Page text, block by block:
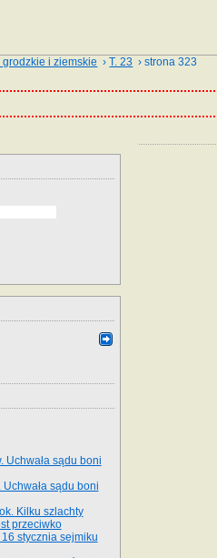
grodzkie i ziemskie ›T. 23 › strona 323
Uchwała sądu boni
sądu boni
Kilku szlachty
przeciwko
stycz­nia sejmiku